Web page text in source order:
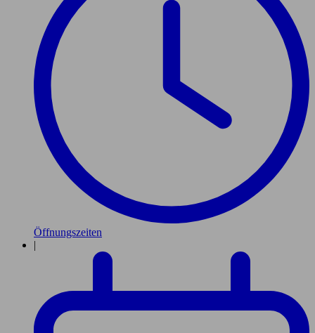
Öffnungszeiten
|